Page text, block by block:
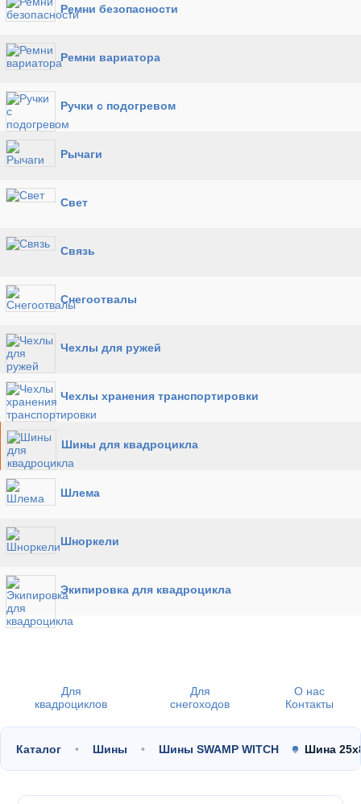
Ремни безопасности
Ремни вариатора
Ручки с подогревом
Рычаги
Свет
Связь
Снегоотвалы
Чехлы для ружей
Чехлы хранения транспортировки
Шины для квадроцикла
Шлема
Шноркели
Экипировка для квадроцикла
Для
квадроциклов
Для
снегоходов
О нас
Контакты
Каталог Шины Шины SWAMP WITCH Шина